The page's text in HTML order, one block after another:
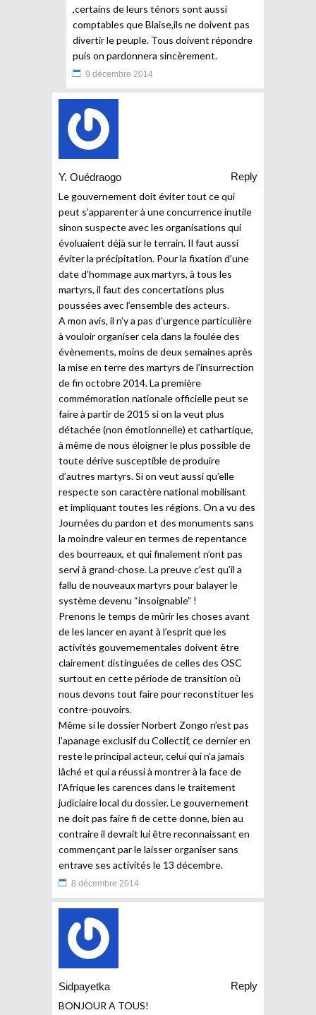
,certains de leurs ténors sont aussi
comptables que Blaise,ils ne doivent pas
divertir le peuple. Tous doivent répondre
puis on pardonnera sincèrement.
9 décembre 2014
Y. Ouédraogo
Reply
Le gouvernement doit éviter tout ce qui
peut s’apparenter à une concurrence inutile
sinon suspecte avec les organisations qui
évoluaient déjà sur le terrain. Il faut aussi
éviter la précipitation. Pour la fixation d’une
date d’hommage aux martyrs, à tous les
martyrs, il faut des concertations plus
poussées avec l’ensemble des acteurs.
A mon avis, il n’y a pas d’urgence particulière
à vouloir organiser cela dans la foulée des
évènements, moins de deux semaines après
la mise en terre des martyrs de l’insurrection
de fin octobre 2014. La première
commémoration nationale officielle peut se
faire à partir de 2015 si on la veut plus
détachée (non émotionnelle) et cathartique,
à même de nous éloigner le plus possible de
toute dérive susceptible de produire
d’autres martyrs. Si on veut aussi qu’elle
respecte son caractère national mobilisant
et impliquant toutes les régions. On a vu des
Journées du pardon et des monuments sans
la moindre valeur en termes de repentance
des bourreaux, et qui finalement n’ont pas
servi à grand-chose. La preuve c’est qu’il a
fallu de nouveaux martyrs pour balayer le
système devenu “insoignable” !
Prenons le temps de mûrir les choses avant
de les lancer en ayant à l’esprit que les
activités gouvernementales doivent être
clairement distinguées de celles des OSC
surtout en cette période de transition où
nous devons tout faire pour reconstituer les
contre-pouvoirs.
Même si le dossier Norbert Zongo n’est pas
l’apanage exclusif du Collectif, ce dernier en
reste le principal acteur, celui qui n’a jamais
lâché et qui a réussi à montrer à la face de
l’Afrique les carences dans le traitement
judiciaire local du dossier. Le gouvernement
ne doit pas faire fi de cette donne, bien au
contraire il devrait lui être reconnaissant en
commençant par le laisser organiser sans
entrave ses activités le 13 décembre.
8 décembre 2014
Sidpayetka
Reply
BONJOUR A TOUS!